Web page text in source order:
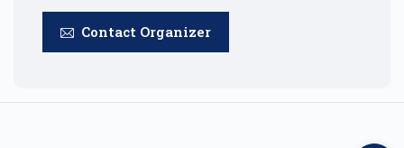
Contact Organizer